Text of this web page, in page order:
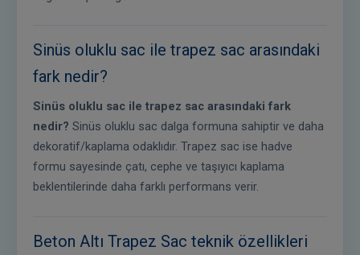
Sinüs oluklu sac ile trapez sac arasındaki
fark nedir?
Sinüs oluklu sac ile trapez sac arasındaki fark
nedir? Sinüs oluklu sac dalga formuna sahiptir ve daha
dekoratif/kaplama odaklıdır. Trapez sac ise hadve
formu sayesinde çatı, cephe ve taşıyıcı kaplama
beklentilerinde daha farklı performans verir.
Beton Altı Trapez Sac teknik özellikleri